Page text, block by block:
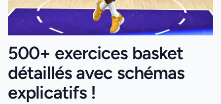
500+ exercices basket
détaillés avec schémas
explicatifs !